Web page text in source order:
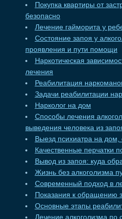
Покупка квартиры от
безопасно
Лечение гайморита у
Состояние запоя у
проявления и пути помощи
Наркотическая
лечения
Реабилитация
Задачи реабилитации
Нарколог на дом
Способы лечения
выведения человека из
Выезд психиатра на дом,
Качественные перчатки
Вывод из запоя: куда
Жизнь без алкоголизма
Современный подход в
Показания к обращению
Основные этапы
Лечение алкоголизма